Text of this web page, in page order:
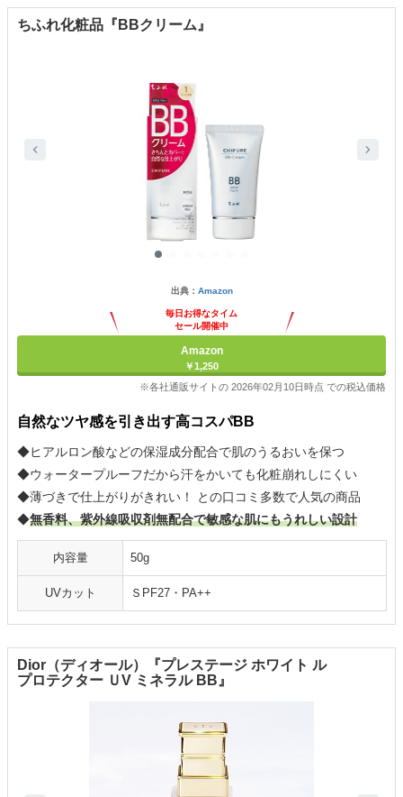
ちふれ化粧品『BBクリーム』
出典： Amazon
毎日お得なタイム
セール開催中
Amazon
￥1,250
※各社通販サイトの 2026年02月10日時点 での税込価格
自然なツヤ感を引き出す高コスパBB
◆ヒアルロン酸などの保湿成分配合で肌のうるおいを保つ
◆ウォータープルーフだから汗をかいても化粧崩れしにくい
◆薄づきで仕上がりがきれい！ との口コミ多数で人気の商品
◆無香料、紫外線吸収剤無配合で敏感な肌にもうれしい設計
内容量 50g
UVカット ＳPF27・PA++
Dior（ディオール）『プレステージ ホワイト ル
プロテクター ＵV ミネラル BB』